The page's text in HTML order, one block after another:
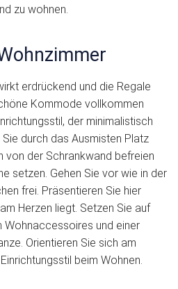
zu wohnen.
erdrückend und die Regale
Kommode vollkommen
der minimalistisch
durch das Ausmisten Platz
von der Schrankwand befreien
setzen. Gehen Sie vor wie in der
frei. Präsentieren Sie hier
Herzen liegt. Setzen Sie auf
Wohnaccessoires und einer
Orientieren Sie sich am
beim Wohnen.